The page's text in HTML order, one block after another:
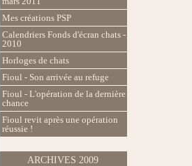
Mes créations PSP
Calendriers Fonds d'écran chats -
2010
Horloges de chats
Fioul - Son arrivée au refuge
Fioul - L'opération de la dernière
chance
Fioul revit après une opération
réussie !
ARCHIVES 2009